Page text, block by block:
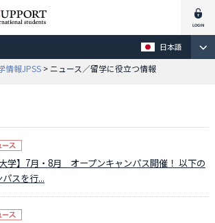
日本語
情報JPSS > ニュース／留学に役立つ情報
学】7月・8月 オープンキャンパス開催！ 以下の
スを行...